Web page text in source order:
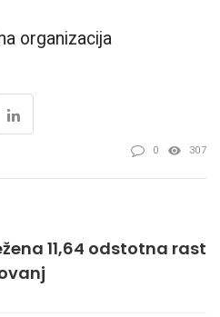
organizacija
0 307
11,64 odstotna rast